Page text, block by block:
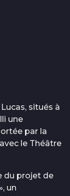
situés à
une
par la
le Théâtre
du projet de
un